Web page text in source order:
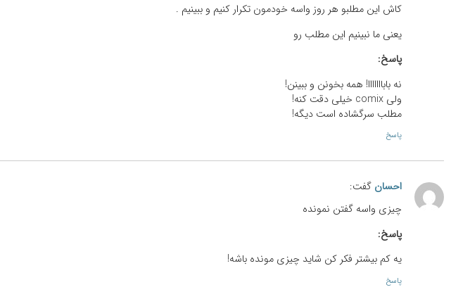
کاش این مطلبو هر روز واسه خودمون تکرار کنیم و ببینیم .
یعنی ما نبینیم این مطلب رو
پاسخ:
نه بابااااااا! همه بخونن و ببینن!
ولی comix خیلی دقت کنه!
مطلب سرگشاده است دیگه!
پاسخ
احسان گفت:
چیزی واسه گفتن نمونده
پاسخ:
یه کم بیشتر فکر کن شاید چیزی مونده باشه!
پاسخ